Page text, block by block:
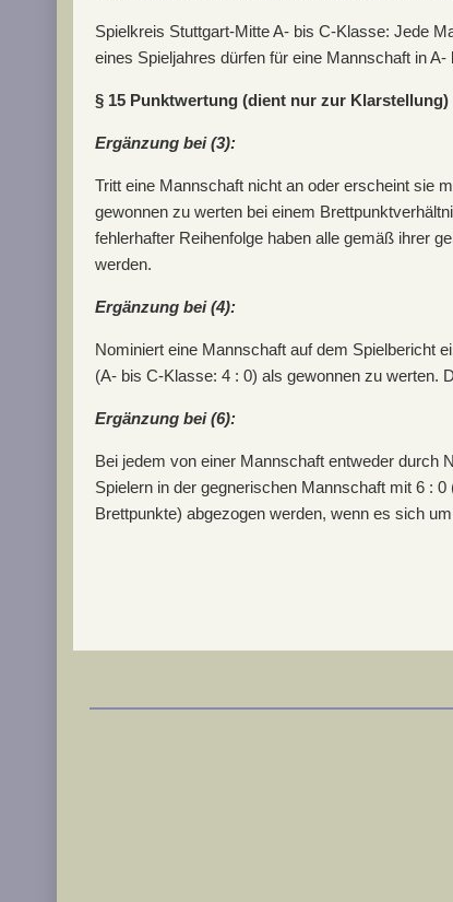
Spielkreis Stuttgart-Mitte A- bis C-Klasse: Jede
eines Spieljahres dürfen für eine Mannschaft in
§ 15 Punktwertung (dient nur zur Klarstellung)
Ergänzung bei (3):
Tritt eine Mannschaft nicht an oder erscheint sie
gewonnen zu werten bei einem
fehlerhafter Reihenfolge haben alle gemäß ihrer
werden.
Ergänzung bei (4):
Nominiert eine Mannschaft auf dem Spielbericht
(A- bis C-Klasse: 4 : 0) als gewonnen zu werten.
Ergänzung bei (6):
Bei jedem von einer Mannschaft entweder durch
Spielern in der gegnerischen Mannschaft mit 6 :
Brettpunkte) abgezogen werden, wenn es sich